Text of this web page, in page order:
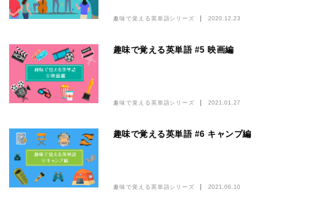
趣味で覚える英単語シリーズ 2020.12.23
趣味で覚える英単語 #5 映画編
趣味で覚える英単語シリーズ 2021.01.27
趣味で覚える英単語 #6 キャンプ編
趣味で覚える英単語シリーズ 2021.06.10